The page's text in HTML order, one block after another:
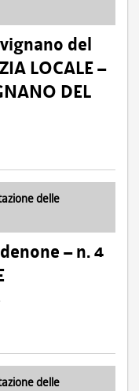
del
LOCALE –
DEL
delle
– n. 4
delle